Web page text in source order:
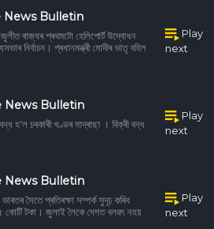
News Bulletin
ৰাজ্যৰ প্ৰথমটো হেলিপোৰ্ট উদ্বোধন
নিৰ্বাচন। প্ৰধানমন্ত্ৰী মোদীৰ ভাতৃ বহিল
Play
next
News Bulletin
হ'ল চৰকাৰী খণ্ডৰ মাদ্ৰাছা । বিক্ৰী বন্ধ
Play
next
News Bulletin
সৈতে প্ৰতিৰক্ষা সম্পৰ্ক সুদৃঢ় কৰিব
কোটি টকা। জুলাই লৈকে দেশত বলৱৎ নহয়
Play
next